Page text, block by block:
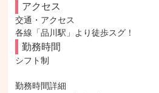
アクセス
交通・アクセス
各線「品川駅」より徒歩スグ！
勤務時間
シフト制
勤務時間詳細